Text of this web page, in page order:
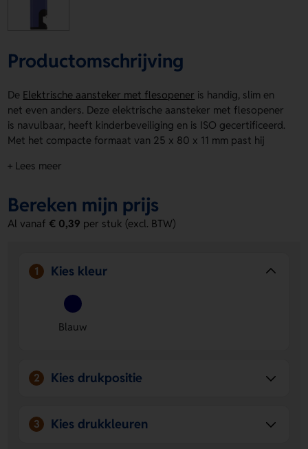
Productomschrijving
De Elektrische aansteker met flesopener is handig, slim en
net even anders. Deze elektrische aansteker met flesopener
is navulbaar, heeft kinderbeveiliging en is ISO gecertificeerd.
Met het compacte formaat van 25 x 80 x 11 mm past hij
hem een frisse look. Je laat eenvoudig een logo, naam of
prijs op.
Voordelen van de Elektrische aansteker
2-in-1 gemak- Je hebt een aansteker en flesopener in
één compact product.
Op product te bedrukken
eigen ontwerp plaatsen voor een opvallende uitstraling.
Veilig en betrouwbaar
+ Lees meer
Bereken mijn prijs
Al vanaf€ 0,39 per stuk (excl. BTW)
1 Kies kleur
Blauw
2 Kies drukpositie
3 Kies drukkleuren